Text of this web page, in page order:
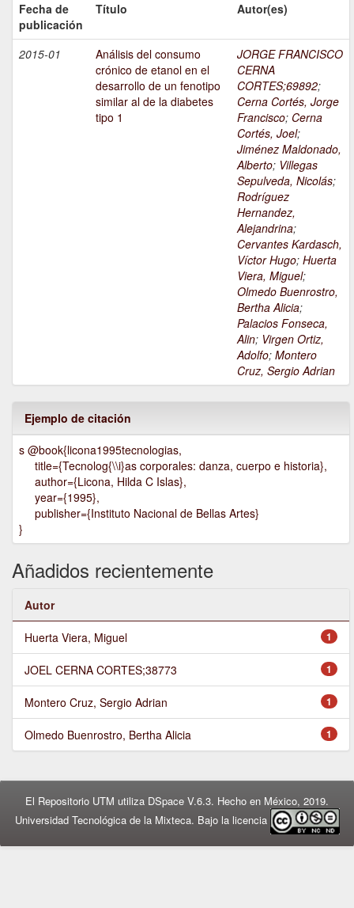
Fecha de
publicación
Título Autor(es)
2015-01
Análisis del consumo
crónico de etanol en el
desarrollo de un fenotipo
similar al de la diabetes
tipo 1
JORGE FRANCISCO
CERNA
CORTES;69892;
Cerna Cortés, Jorge
Francisco; Cerna
Cortés, Joel;
Jiménez Maldonado,
Alberto; Villegas
Sepulveda, Nicolás;
Rodríguez
Hernandez,
Alejandrina;
Cervantes Kardasch,
Víctor Hugo; Huerta
Viera, Miguel;
Olmedo Buenrostro,
Bertha Alicia;
Palacios Fonseca,
Alin; Virgen Ortiz,
Adolfo; Montero
Cruz, Sergio Adrian
Ejemplo de citación
s @book{licona1995tecnologias,
title={Tecnolog{\\i}as corporales: danza, cuerpo e historia},
author={Licona, Hilda C Islas},
year={1995},
publisher={Instituto Nacional de Bellas Artes}
}
Añadidos recientemente
Autor
1
Huerta Viera, Miguel
1
JOEL CERNA CORTES;38773
1
Montero Cruz, Sergio Adrian
1
Olmedo Buenrostro, Bertha Alicia
El Repositorio UTM utiliza DSpace V.6.3. Hecho en México, 2019.
Universidad Tecnológica de la Mixteca. Bajo la licencia